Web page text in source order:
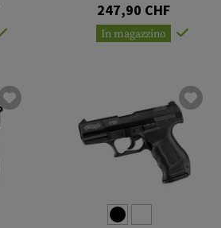
247,90 CHF
In magazzino